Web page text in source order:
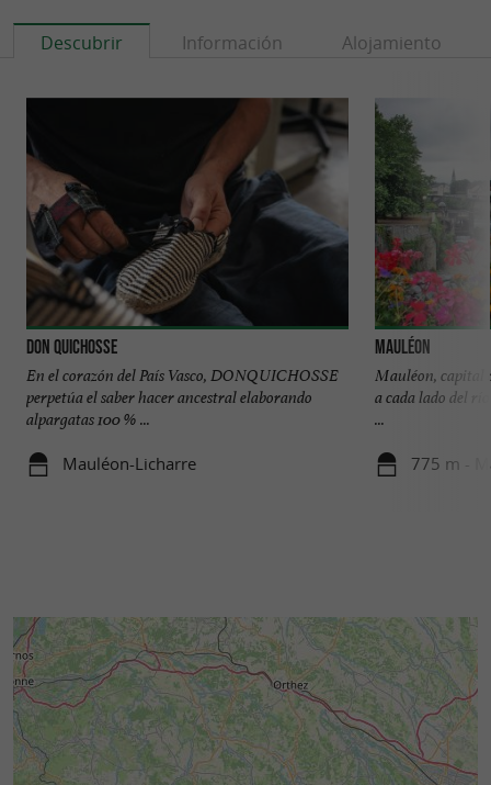
Descubrir Información Alojamiento
Don Quichosse
En el corazón del País Vasco, DONQUICHOSSE
perpetúa el saber hacer ancestral elaborando
alpargatas 100 % ...
Mauléon-Licharre
Mauléon
Mauléon, capital
a cada lado del
...
775 m -